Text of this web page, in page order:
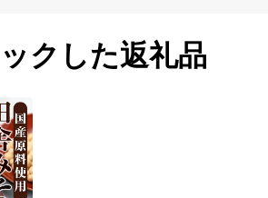
クした返礼品